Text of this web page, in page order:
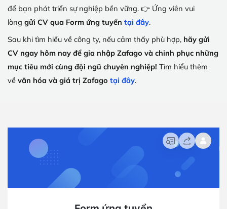
để bạn phát triển sự nghiệp bền vững. 👉 Ứng viên vui
lòng gửi CV qua Form ứng tuyển tại đây.
Sau khi tìm hiểu về công ty, nếu cảm thấy phù hợp, hãy gửi
CV ngay hôm nay để gia nhập Zafago và chinh phục những
mục tiêu mới cùng đội ngũ chuyên nghiệp! Tìm hiểu thêm
về văn hóa và giá trị Zafago tại đây.